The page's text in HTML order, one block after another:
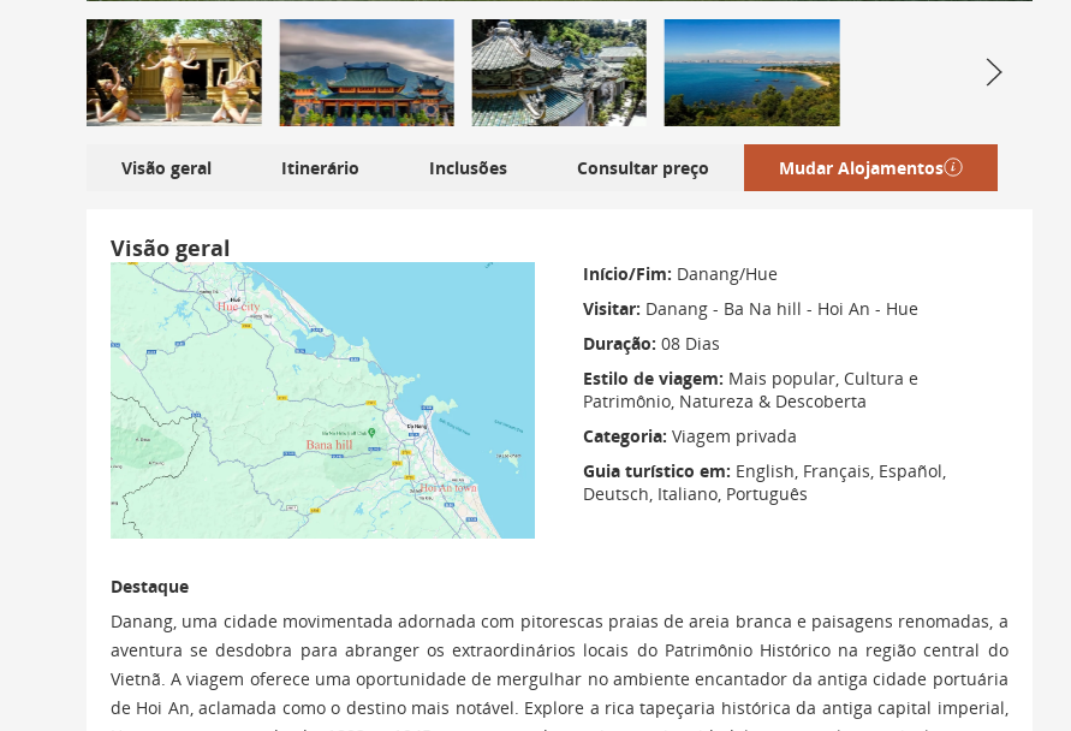
Visão geral Itinerário Inclusões Consultar preço Mudar Alojamentos
Visão geral
Início/Fim: Danang/Hue
Visitar: Danang - Ba Na hill - Hoi An - Hue
Duração: 08 Dias
Estilo de viagem: Mais popular, Cultura e
Patrimônio, Natureza & Descoberta
Categoria: Viagem privada
Guia turístico em: English, Français, Español,
Deutsch, Italiano, Português
Destaque
Danang, uma cidade movimentada adornada com pitorescas praias de areia branca e paisagens renomadas, a
aventura se desdobra para abranger os extraordinários locais do Patrimônio Histórico na região central do
Vietnã. A viagem oferece uma oportunidade de mergulhar no ambiente encantador da antiga cidade portuária
de Hoi An, aclamada como o destino mais notável. Explore a rica tapeçaria histórica da antiga capital imperial,